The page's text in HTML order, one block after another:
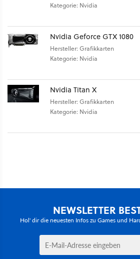
Kategorie: Nvidia
Nvidia Geforce GTX 1080
Hersteller: Grafikkarten
Kategorie: Nvidia
Nvidia Titan X
Hersteller: Grafikkarten
Kategorie: Nvidia
NEWSLETTER
Hol' dir die neuesten Infos zu Games und